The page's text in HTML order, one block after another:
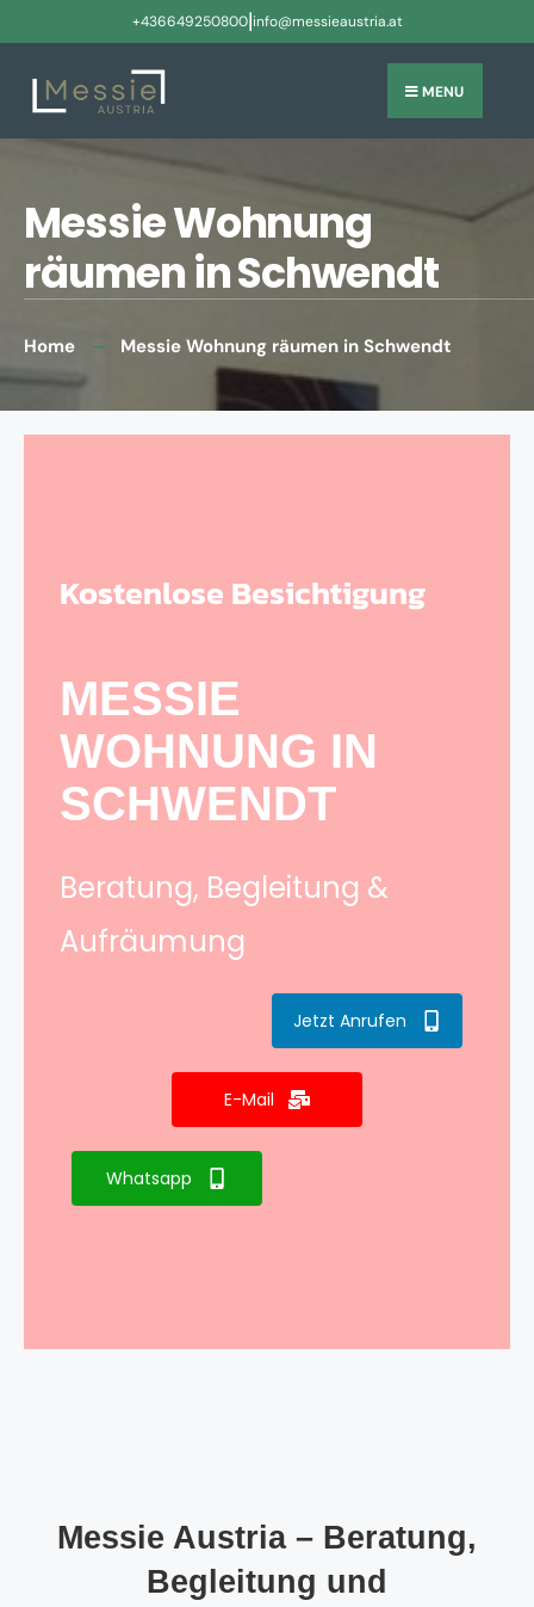
+436649250800|info@messieaustria.at
MENU
Messie Wohnung
räumen in Schwendt
Home Messie Wohnung räumen in Schwendt
Kostenlose Besichtigung
MESSIE
WOHNUNG IN
SCHWENDT
Beratung, Begleitung &
Aufräumung
Jetzt Anrufen
E-Mail
Whatsapp
Messie Austria – Beratung,
Begleitung und